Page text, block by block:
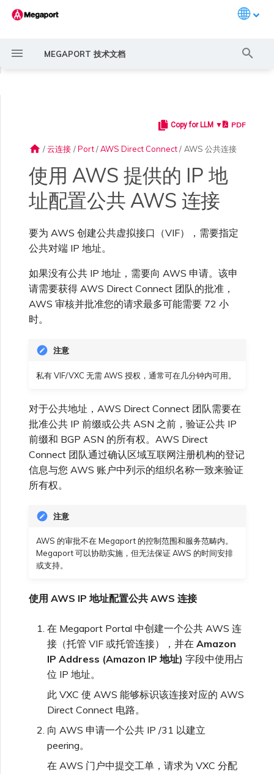
MEGAPORT 技术文档
快速开始
设置 Megaport 账户
概述
创建账户
强制多重身份验证
邀请用户加入账户
重置密码
Megaport Portal 控制台
了解服务页面
连接到 Latitude.sh
位置 ID
服务开通方式
合作伙伴托管账户
技术规格
限制与配额
常见多云连接场景
使用 Megaport 解决方案现
作为服务提供商使用
Megaport API 管理连接
Megaport 全球网状 WAN
Megaport 上云即服务
MACsec
IPsec
云原生 VPN 加密
高速跨云加密
订购交叉连接
订购本地环路
Port 冗余
链路聚合组（LAG）
创建 LAG
将 Port 添加到 LAG
停用 Port
创建私有 VXC
迁移 VXC
设置服务密钥
使用服务密钥创建连接
配置 Q-in-Q
关闭 VXC 以进行故障转移测
终止 VXC
路由指南
Port
MVE
终止 Megaport Internet 连
ExpressRoute Direct
ExpressRoute Metro
Azure 连接冗余
Azure 配对区域 - 高可用设
Google 连接冗余
OVHcloud Connect Direct
AWS 上的 SAP
Google Cloud 上的 SAP
Azure VMware 解决方案
3DS Outscale MCR 连接
阿里云 MCR 连接
AWS Direct Connect
AWS MCR 连接
AWS Transit Gateway 跨区
域路由
Azure MCR 连接
DigitalOcean MCR 连接
IBM Cloud Direct Link MCR
连接
Oracle MCR 连接
OVHcloud MCR 连接
SAP HANA Enterprise
Aruba SD-WAN
AWS Direct Connect
Azure MVE 连接
Google MVE 连接
Aviatrix
AWS Direct Connect
Azure MVE 连接
Google MVE 连接
Cisco SD-WAN
AWS MVE 连接
Azure MVE 连接
Google MVE 连接
Fortinet FortiGate
AWS Direct Connect
Azure MVE 连接
Google MVE 连接
AWS Direct Connect
Azure MVE 连接
Google MVE 连接
Versa SD-WAN
AWS Direct Connect
Azure MVE 连接
Google MVE 连接
VMware SD-WAN
AWS Direct Connect
Azure MVE 连接
Google MVE 连接
查看连接设置
MCR 高级 VLAN 与路由功能
MCR 冗余
创建 MCR
创建 MCR VXC
配置 MCR
在 MCR 中使用 IPsec
MCR 路由管理
路由过滤
路由通告
路由汇总
MCR Looking Glass (路由诊
MCR 私有云间互联
MVE 部署场景
MVE 位置
MVE 冗余
vNIC 连接类型
Megaport 网络中的 SSE 与
6WIND
6WIND 概述
6WIND 授权网络功能
规划部署
创建 VXC
Anapaya
Anapaya 概述
规划部署
创建 MVE
连接 MVE
Aruba SD-WAN
Aruba SD-WAN 概述
规划部署
创建 MVE
连接 MVE
Aviatrix Secure Edge 概述
规划部署
创建 MVE
连接 MVE
Check Point CloudGuard
Check Point CloudGuard 概
规划部署
连接 MVE
Cisco MVE 概述
规划部署
创建 MVE
连接 MVE
Fortinet FortiGate 概述
规划部署
创建 MVE
连接 MVE
火墙高可用性
Juniper MVE 概述
规划部署
创建 MVE
连接 MVE
Palo Alto Networks
VM-Series Firewall
Prisma SD-WAN
Peplink FusionHub
Peplink FusionHub 概述
规划部署
创建 MVE
连接 MVE
Versa SD-WAN 概述
规划部署
创建 MVE
连接 MVE
VMware SD-WAN 概述
规划部署
创建 MVE
连接 MVE
设置 IX
IX 要求
加入 IX
AMS-IX 连接
管理 IX
编辑 IX
更改合约 IX 的速率
迁移 IX
终止 IX
IX 工具与功能
MegaIX 功能概述
MegaIX Looking Glass (路由
诊断)
城域 ID
创建个人资料
Marketplace 通知
Marketplace 常见问题
监控 MCR
监控服务状态
查看会话事件日志
管理个人资料
更新公司信息
管理最短合约期续订
Marketplace 个人资料
管理用户角色
管理安全设置
监控维护和中断事件
Megaport 授权书
Port 定价与合约条款
VXC 定价与合约条款
Megaport Internet 定价与合
IX 定价与合约条款
MVE 定价与合约条款
开通计费市场
分配财务角色
更新账单信息
信用卡付款
了解 Megaport 账单
下载账单
Port 计费
MCR 计费
MVE 计费
VXC、Megaport Internet 和
IX 计费
创建 API 密钥
管理用户
创建 Port
创建服务密钥
创建 VXC
创建到 AWS 的 VXC
创建到 Azure 的 VXC
创建到 Google Cloud 的
VXC
使用 API 创建 MCR VXC
从 MCR 创建到 Azure 的
从 MVE 创建到 AWS 的 VXC
从 MVE 创建到 Azure 的
快速开始
创建 Megaport Terraform
使用 Megaport Terraform
Provider 创建和管理服务
使用 Megaport 资源进行
Terraform 状态管理
Server（公开测试版）
Megaport Terraform
Provider 常见问题
Provider 学习资料与资源
激活 Port
订购时的错误
容量错误
Port 与 VXC
Port 或 VXC 中断或抖动
Port 延迟
Port 或 VXC 丢包
VXC 连接性
MCR
MCR 中断或不可用
MCR 路由
MCR BGP 会话中断
MVE
MVE 中断或不可用
MVE 互联网连接
SD-WAN 管理连接
IX 连接性
IX BGP 路由
IX BGP 会话中断
云服务提供商互联地址空间
ExpressRoute 线路容量不足
Megaport Internet
创建 Juniper 私有连接
Provider
Megaport Portal 认证常见
X-Auth Token 弃用常见问题
API 弃用常见问题
联系支持
支持请求门户
了解支持请求
升级支持案例
发送反馈
欧盟数字服务法
Copy for LLM ▼ PDF
home / 云连接 / Port /AWS Direct Connect / AWS 公共连接
使用 AWS 提供的 IP 地
址配置公共 AWS 连接
要为 AWS 创建公共虚拟接口（VIF），需要指定
公共对端 IP 地址。
如果没有公共 IP 地址，需要向 AWS 申请。该申
请需要获得 AWS Direct Connect 团队的批准，
AWS 审核并批准您的请求最多可能需要 72 小
时。
注意
私有 VIF/VXC 无需 AWS 授权，通常可在几分钟内可用。
对于公共地址，AWS Direct Connect 团队需要在
批准公共 IP 前缀或公共 ASN 之前，验证公共 IP
前缀和 BGP ASN 的所有权。AWS Direct
Connect 团队通过确认区域互联网注册机构的登记
信息与您 AWS 账户中列示的组织名称一致来验证
所有权。
注意
AWS 的审批不在 Megaport 的控制范围和服务范畴内。
Megaport 可以协助实施，但无法保证 AWS 的时间安排
或支持。
使用 AWS IP 地址配置公共 AWS 连接
在 Megaport Portal 中创建一个公共 AWS 连
接（托管 VIF 或托管连接），并在 Amazon
IP Address (Amazon IP 地址) 字段中使用占
位 IP 地址。
此 VXC 使 AWS 能够标识该连接对应的 AWS
Direct Connect 电路。
向 AWS 申请一个公共 IP /31 以建立
peering。
在 AWS 门户中提交工单，请求为 VXC 分配